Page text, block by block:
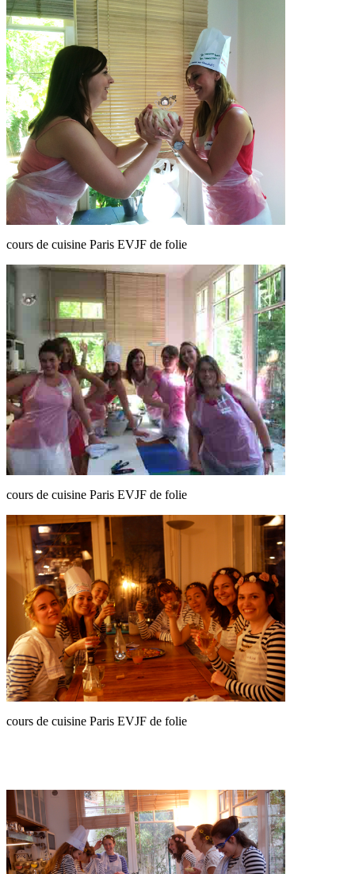
cours de cuisine Paris EVJF de folie
cours de cuisine Paris EVJF de folie
cours de cuisine Paris EVJF de folie